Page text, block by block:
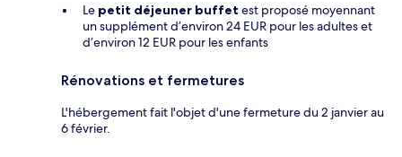
Le petit déjeuner buffet est proposé moyennant
un supplément d’environ 24 EUR pour les adultes et
d’environ 12 EUR pour les enfants
Rénovations et fermetures
L'hébergement fait l'objet d'une fermeture du 2 janvier au
6 février.